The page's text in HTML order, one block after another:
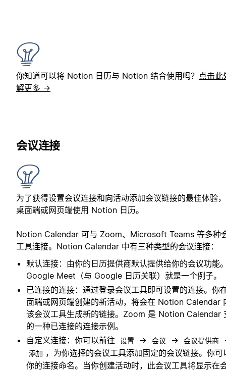
你知道可以将 Notion 日历与 Notion 结合使用吗？ 点击此
解更多 →
会议连接
为了获得设置会议连接和向活动添加会议链接的最佳体验
桌面端或网页端使用 Notion 日历。
Notion Calendar 可与 Zoom、Microsoft Teams 等多种
工具连接。Notion Calendar 中有三种类型的会议连接：
默认连接：由你的日历提供商默认提供给你的会议功能
Google Meet（与 Google 日历关联）就是一个例子。
已连接的连接：通过登录会议工具即可设置的连接。你
面端或网页端创建的新活动，将会在 Notion Calendar
该会议工具生成新的链接。Zoom 是 Notion Calendar
的一种已连接的连接示例。
自定义连接：你可以前往
设置 → 会议 → 会议提供商
添加 ，为你选择的会议工具添加固定的会议链接。你可
你的连接命名。当你创建活动时，此会议工具将显示在